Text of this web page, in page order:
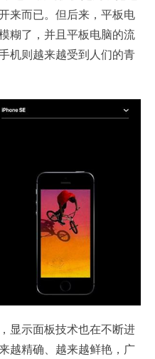
来而已。但后来，平板电
糊了，并且平板电脑的流
机则越来越受到人们的青
显示面板技术也在不断进
越精确、越来越鲜艳，广